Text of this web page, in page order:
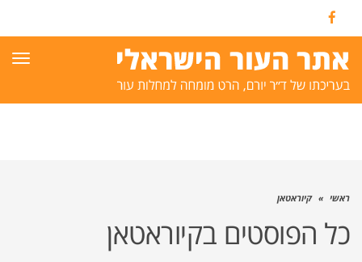
Facebook
ראשי » קיוראטאן
כל הפוסטים בקיוראטאן